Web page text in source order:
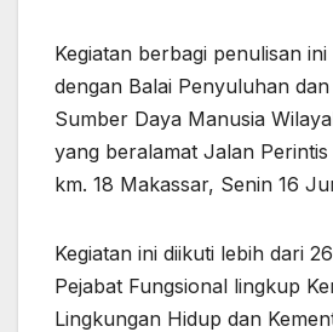
Kegiatan berbagi penulisan
dengan Balai Penyuluhan
Sumber Daya Manusia
yang beralamat Jalan
km. 18 Makassar, Senin 16
Kegiatan ini diikuti lebih dari
Pejabat Fungsional lingkup
Lingkungan Hidup dan